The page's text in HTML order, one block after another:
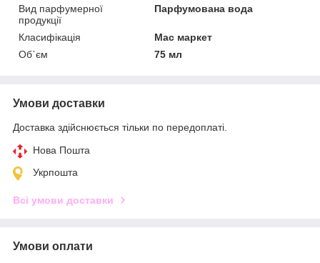
Вид парфумерної
продукції
Парфумована вода
Класифікація
Мас маркет
Об`єм
75 мл
Умови доставки
Доставка здійснюється тільки по передоплаті.
Нова Пошта
Укрпошта
Всі умови доставки
Умови оплати